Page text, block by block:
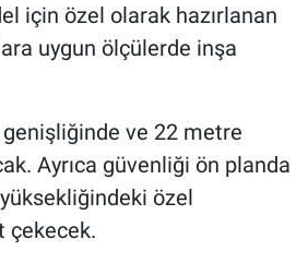
için özel olarak hazırlanan
uygun ölçülerde inşa
ve 22 metre
Ayrıca güvenliği ön planda
özel
çekecek.